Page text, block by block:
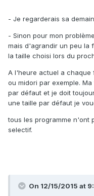
- Je regarderais sa
- Sinon pour mon
mais d'agrandir un peu la
la taille choisi lors du
A l'heure actuel a chaque
ou midori par exemple.
par défaut et je doit
une taille par défaut je
tous les programme n'ont
selectif.
On 12/15/2015 at